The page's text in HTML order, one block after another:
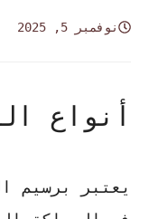
نوفمبر 5, 2025
أنواع
يعتبر برسيم